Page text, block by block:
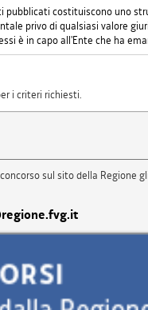
pubblicati costituiscono uno
privo di qualsiasi valore
è in capo all'Ente che ha
i criteri richiesti.
sul sito della Regione